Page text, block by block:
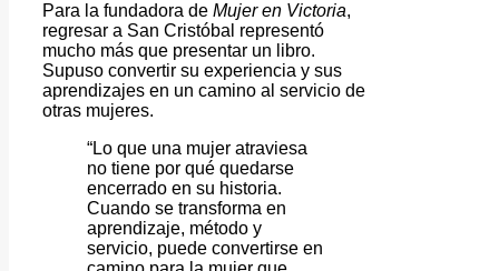
Para la fundadora de Mujer en Victoria,
regresar a San Cristóbal representó
mucho más que presentar un libro.
Supuso convertir su experiencia y sus
aprendizajes en un camino al servicio de
otras mujeres.
“Lo que una mujer atraviesa
no tiene por qué quedarse
encerrado en su historia.
Cuando se transforma en
aprendizaje, método y
servicio, puede convertirse en